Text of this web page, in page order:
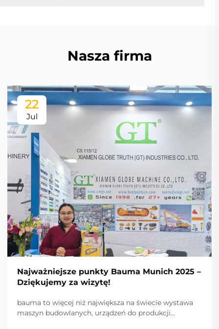
Nasza firma
22
Jul
Najważniejsze punkty Bauma Munich 2025 –
Dziękujemy za wizytę!
bauma to więcej niż największa na świecie wystawa
maszyn budowlanych, urządzeń do produkcji